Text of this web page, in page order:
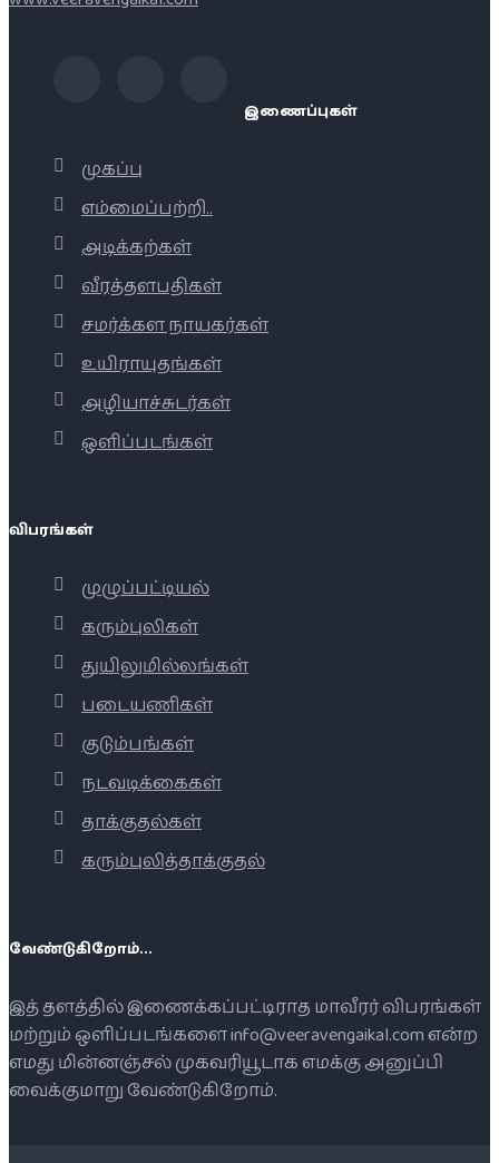
இணைப்புகள்
முகப்பு
எம்மைப்பற்றி..
அடிக்கற்கள்
வீரத்தளபதிகள்
சமர்க்கள நாயகர்கள்
உயிராயுதங்கள்
அழியாச்சுடர்கள்
ஒளிப்படங்கள்
விபரங்கள்
முழுப்பட்டியல்
கரும்புலிகள்
துயிலுமில்லங்கள்
படையணிகள்
குடும்பங்கள்
நடவடிக்கைகள்
தாக்குதல்கள்
கரும்புலித்தாக்குதல்
வேண்டுகிறோம்...
இத் தளத்தில் இணைக்கப்பட்டிராத மாவீரர் விபரங்கள்
மற்றும் ஒளிப்படங்களை info@veeravengaikal.com என்ற
எமது மின்னஞ்சல் முகவரியூடாக எமக்கு அனுப்பி
வைக்குமாறு வேண்டுகிறோம்.